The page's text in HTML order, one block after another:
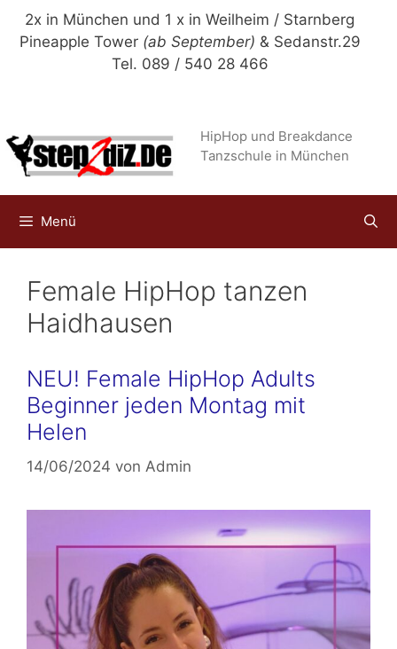
Zum
Inhalt
2x in München und 1 x in Weilheim / Starnberg
Pineapple Tower (ab September) & Sedanstr.29
Tel. 089 / 540 28 466
HipHop und Breakdance
Tanzschule in München
Menü
Female HipHop tanzen
Haidhausen
NEU! Female HipHop Adults
Beginner jeden Montag mit
Helen
14/06/2024 von Admin